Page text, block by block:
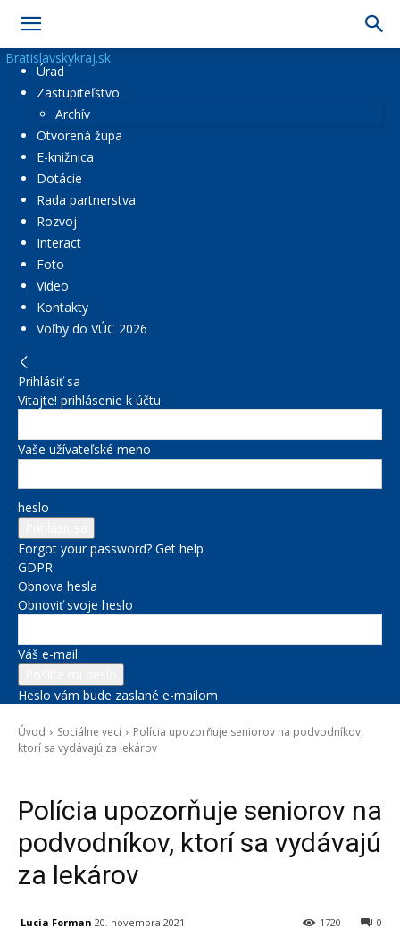
Bratislavskykraj.sk
Úrad
Zastupiteľstvo
Archív
Otvorená župa
E-knižnica
Dotácie
Rada partnerstva
Rozvoj
Interact
Foto
Video
Kontakty
Voľby do VÚC 2026
Prihlásiť sa
Vitajte! prihlásenie k účtu
Vaše užívateľské meno
heslo
Forgot your password? Get help
GDPR
Obnova hesla
Obnoviť svoje heslo
Váš e-mail
Heslo vám bude zaslané e-mailom
Úvod Sociálne veci
Polícia upozorňuje seniorov na podvodníkov,
ktorí sa vydávajú za lekárov
Polícia upozorňuje seniorov na
podvodníkov, ktorí sa vydávajú
za lekárov
Lucia Forman 20. novembra 2021 0
1720